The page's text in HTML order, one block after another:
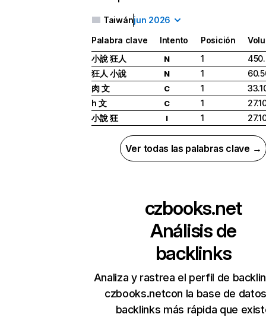
Taiwánjun 2026
Palabra clave Intento Posición
小說 狂人
N 1
狂人 小說
N 1
肉 文
C 1
h 文
C 1
小說 狂
I 1
Ver todas las palabras clave →
czbooks.net
Análisis de
backlinks
Analiza y rastrea el perfil de
czbooks.netcon la base de
backlinks más rápida que